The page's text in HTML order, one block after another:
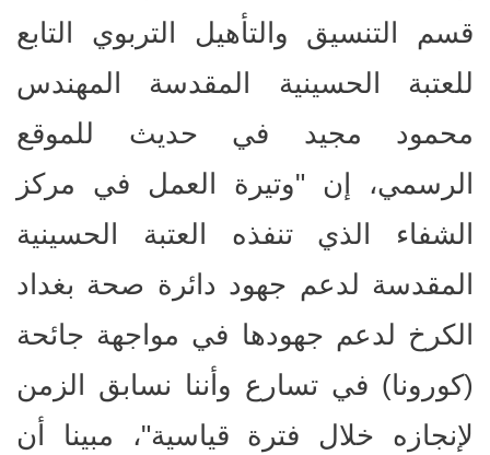
قسم التنسيق والتأهيل التربوي التابع
للعتبة الحسينية المقدسة المهندس
محمود مجيد في حديث للموقع
الرسمي، إن "وتيرة العمل في مركز
الشفاء الذي تنفذه العتبة الحسينية
المقدسة لدعم جهود دائرة صحة بغداد
الكرخ لدعم جهودها في مواجهة جائحة
(كورونا) في تسارع وأننا نسابق الزمن
لإنجازه خلال فترة قياسية"، مبينا أن